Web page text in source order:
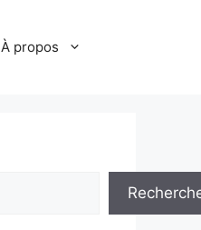
À propos